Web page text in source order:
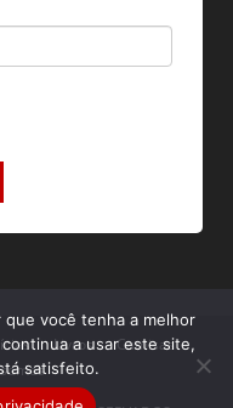
Livros
Camisas
que você tenha a melhor
a usar este site,
satisfeito.